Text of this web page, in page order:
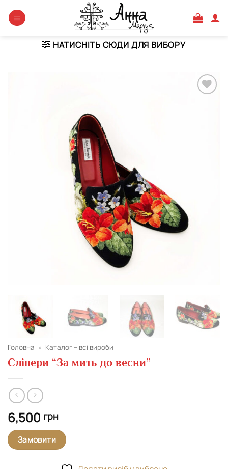
НАТИСНІТЬ СЮДИ ДЛЯ ВИБОРУ
Головна » Каталог – всі вироби
Сліпери “За мить до весни”
6,500 грн
Замовити